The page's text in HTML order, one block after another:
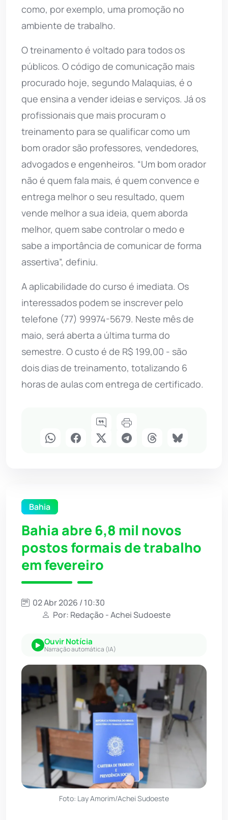
como, por exemplo, uma promoção no
ambiente de trabalho.
O treinamento é voltado para todos os
públicos. O código de comunicação mais
procurado hoje, segundo Malaquias, é o
que ensina a vender ideias e serviços. Já os
profissionais que mais procuram o
treinamento para se qualificar como um
bom orador são professores, vendedores,
advogados e engenheiros. “Um bom orador
não é quem fala mais, é quem convence e
entrega melhor o seu resultado, quem
vende melhor a sua ideia, quem aborda
melhor, quem sabe controlar o medo e
sabe a importância de comunicar de forma
assertiva”, definiu.
A aplicabilidade do curso é imediata. Os
interessados podem se inscrever pelo
telefone (77) 99974-5679. Neste mês de
maio, será aberta a última turma do
semestre. O custo é de R$ 199,00 - são
dois dias de treinamento, totalizando 6
horas de aulas com entrega de certificado.
Bahia
Bahia abre 6,8 mil novos
postos formais de trabalho
em fevereiro
02 Abr 2026 / 10:30
Por: Redação - Achei Sudoeste
Ouvir Notícia
Narração automática (IA)
Foto: Lay Amorim/Achei Sudoeste